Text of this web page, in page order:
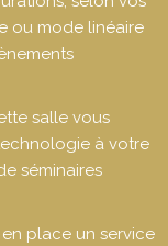
ou mode linéaire
salle vous
à votre
séminaires
place un service